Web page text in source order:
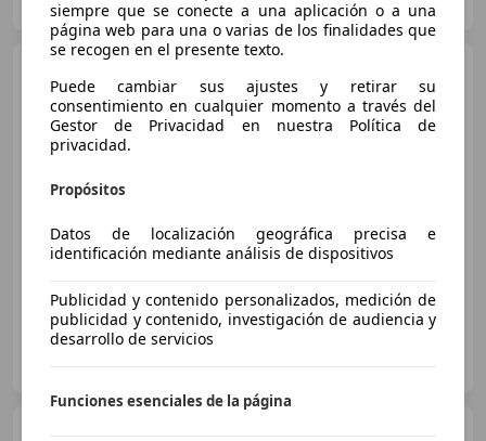
150kW
02/2019 52.725 km Eléctrico 150 kW (204 CV)
OCASIONPLUS LA MAQUINISTA II
siempre que se conecte a una aplicación o a una
página web para una o varias de los finalidades que
se recogen en el presente texto.
Puede cambiar sus ajustes y retirar su
consentimiento en cualquier momento a través del
Gestor de Privacidad en nuestra Política de
privacidad.
Propósitos
Datos de localización geográfica precisa e
identificación mediante análisis de dispositivos
Publicidad y contenido personalizados, medición de
publicidad y contenido, investigación de audiencia y
desarrollo de servicios
Funciones esenciales de la página